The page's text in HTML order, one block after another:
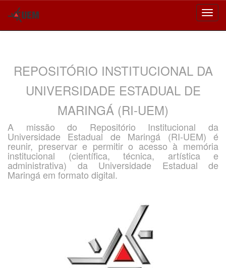
REPOSITÓRIO INSTITUCIONAL DA
UNIVERSIDADE ESTADUAL DE
MARINGÁ (RI-UEM)
A missão do Repositório Institucional da
Universidade Estadual de Maringá (RI-UEM) é
reunir, preservar e permitir o acesso à memória
institucional (científica, técnica, artística e
administrativa) da Universidade Estadual de
Maringá em formato digital.